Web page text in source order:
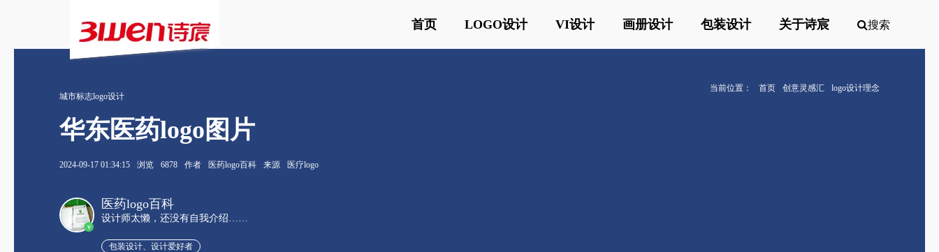
首页 LOGO设计 VI设计 画册设计 包装设计 关于诗宸 搜索
当前位置： 首页 创意灵感汇
logo设计理念
城市标志logo设计
华东医药logo图片
2024-09-17 01:34:15 浏览 6878 作者 医药logo百科 来源 医疗logo
v
医药logo百科
设计师太懒，还没有自我介绍……
包装设计、设计爱好者